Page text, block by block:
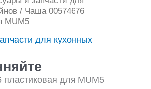
/ Чаша 00574676
MUM5
для кухонных
для MUM5